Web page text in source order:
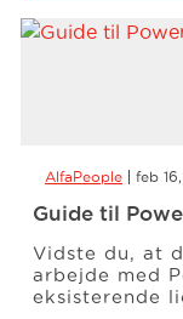
AlfaPeople feb
Guide til
Vidste du, at
arbejde med
eksisterende